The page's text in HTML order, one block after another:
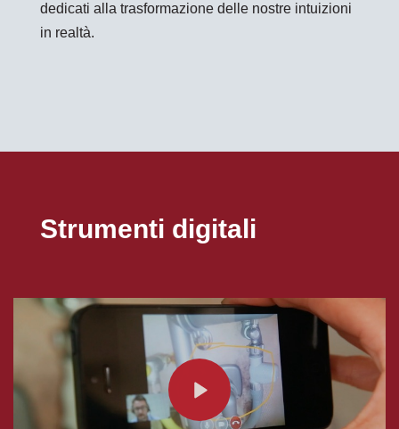
dedicati alla trasformazione delle nostre intuizioni
in realtà.
Strumenti digitali